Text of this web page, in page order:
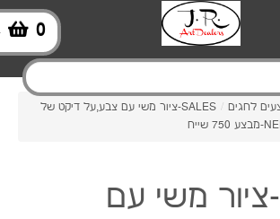
0
/
SALES-ציור משי עם צבע,על דיקט של
SALES-ציור משי עם